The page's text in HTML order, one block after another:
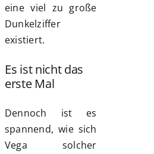
eine viel zu große
Dunkelziffer
existiert.
Es ist nicht das
erste Mal
Dennoch ist es
spannend, wie sich
Vega solcher